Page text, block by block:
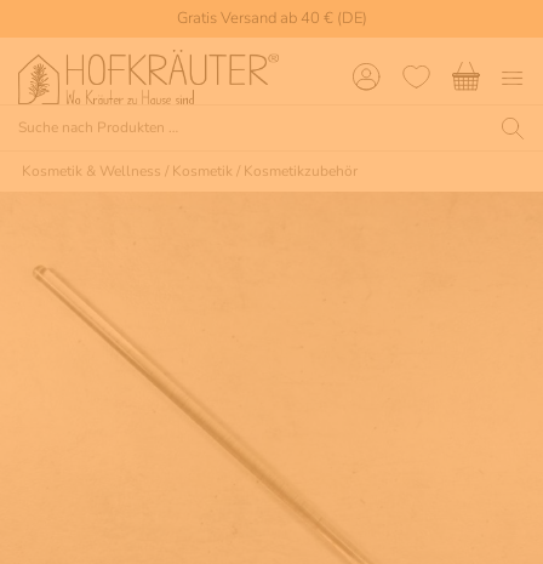
Gratis Versand ab 40 € (DE)
Kosmetik & Wellness / Kosmetik / Kosmetikzubehör